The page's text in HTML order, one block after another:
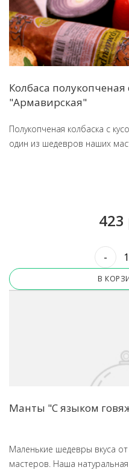
Колбаса
"Армавирская"
Полукопченая колбаска с
один из шедевров наших
423
-
В
Манты "С языком
Маленькие шедевры вкуса
мастеров. Наша натуральная